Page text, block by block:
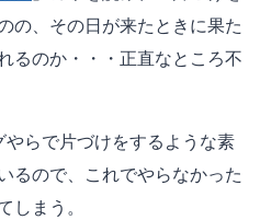
の、その日が来たときに果た
るのか・・・正直なところ不
らで片づけをするような素
るので、これでやらなかった
しまう。